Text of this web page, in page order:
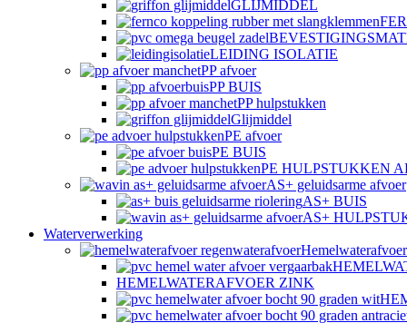
GLIJMIDDEL
LEIDING ISOLATIE
PP afvoer
PP BUIS
PP hulpstukken
Glijmiddel
PE afvoer
PE BUIS
PE HULPSTUKKEN
AS+ geluidsarme afvoer
AS+ BUIS
AS+
Waterverwerking
Hemelwaterafvoer
HEMELWATERAFVOER ZINK